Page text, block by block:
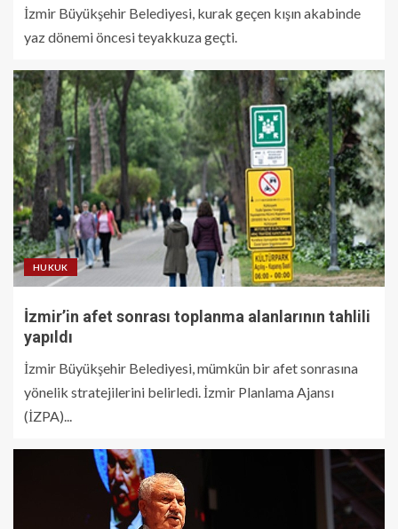
İzmir Büyükşehir Belediyesi, kurak geçen kışın akabinde
yaz dönemi öncesi teyakkuza geçti.
HUKUK
İzmir’in afet sonrası toplanma alanlarının tahlili
yapıldı
İzmir Büyükşehir Belediyesi, mümkün bir afet sonrasına
yönelik stratejilerini belirledi. İzmir Planlama Ajansı
(İZPA)...